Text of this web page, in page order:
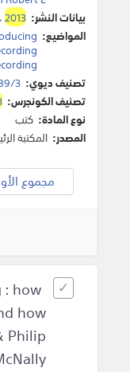
بيانات النشر:
،2013
المواضيع:
تصنيف ديوي: 3.
تصنيف الكونجرس:
نوع المادة: كتب
المصدر: المكتبة
مجموع
how
how
Philip